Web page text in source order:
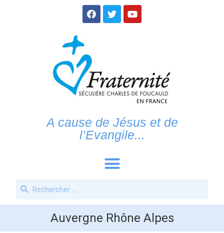
A cause de Jésus et de
l’Evangile...
Auvergne Rhône Alpes